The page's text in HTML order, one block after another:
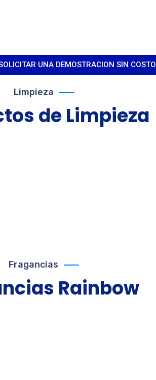
UNA DEMOSTRACION SIN COSTO
Limpieza
deLimpieza
Fragancias
Rainbow